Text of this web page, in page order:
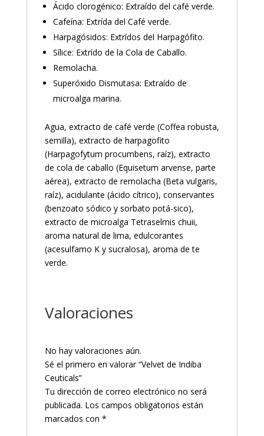
Ácido clorogénico: Extraído del café verde.
Cafeína: Extrída del Café verde.
Harpagósidos: Extrídos del Harpagófito.
Sílice: Extrído de la Cola de Caballo.
Remolacha.
Superóxido Dismutasa: Extraído de
microalga marina.
Agua, extracto de café verde (Coffea robusta,
semilla), extracto de harpagofito
(Harpagofytum procumbens, raíz), extracto
de cola de caballo (Equisetum arvense, parte
aérea), extracto de remolacha (Beta vulgaris,
raíz), acidulante (ácido cítrico), conservantes
(benzoato sódico y sorbato potá-sico),
extracto de microalga Tetraselmis chuii,
aroma natural de lima, edulcorantes
(acesulfamo K y sucralosa), aroma de te
verde.
Valoraciones
No hay valoraciones aún.
Sé el primero en valorar “Velvet de Indiba
Ceuticals”
Tu dirección de correo electrónico no será
publicada. Los campos obligatorios están
marcados con *